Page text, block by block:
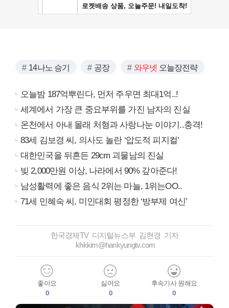
14나노 승기 공장 와우넷 오늘장전략
오늘밤 187억뿌린다, 먼저 주우면 최대1억..!
세계에서 가장 큰 중요부위를 가진 남자의 진실
온천에서 아내 몰래 처형과 사랑나눈 이야기..충격!
83세 김보경 씨, 의사도 놀란 ‘압도적 피지컬’
대한민국을 뒤흔든 29cm 괴물남의 진실
빚 2,000만원 이상, 나라에서 90% 갚아준다!
남성활력에 좋은 음식 2위는 마늘, 1위는OO..
71세 민혜숙 씨, 미인대회 평정한 ‘방부제 여신’
한국경제TV 디지털뉴스부 김현경 기자
khkkim@hankyungtv.com
좋아요
0
싫어요
0
후속기사 원해요
0